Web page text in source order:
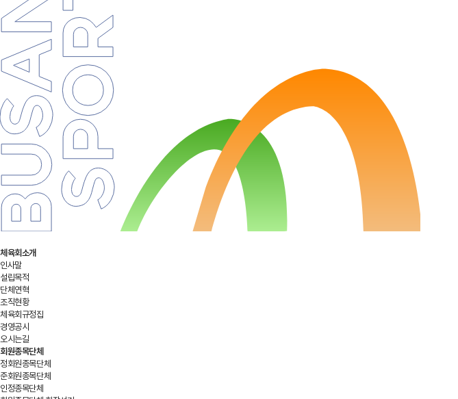
체육회소개
인사말
설립목적
단체연혁
조직현황
체육회규정집
경영공시
오시는길
회원종목단체
정회원종목단체
준회원종목단체
인정종목단체